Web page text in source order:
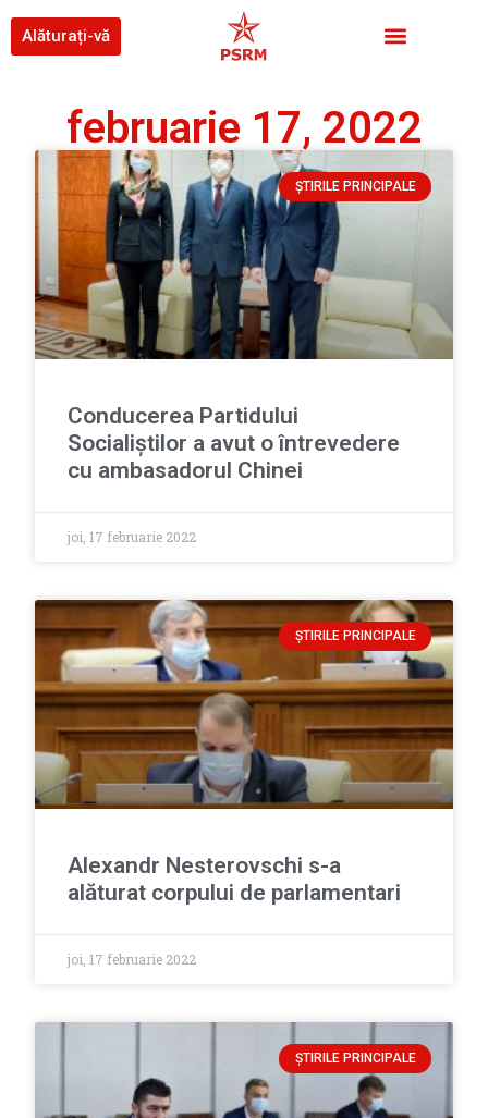
Alăturați-vă
februarie 17, 2022
ȘTIRILE PRINCIPALE
Conducerea Partidului
Socialiștilor a avut o întrevedere
cu ambasadorul Chinei
joi, 17 februarie 2022
ȘTIRILE PRINCIPALE
Alexandr Nesterovschi s-a
alăturat corpului de parlamentari
joi, 17 februarie 2022
ȘTIRILE PRINCIPALE